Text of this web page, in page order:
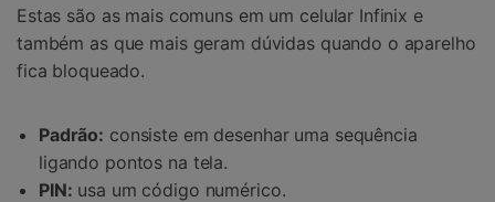
Estas são as mais comuns em um celular Infinix e
também as que mais geram dúvidas quando o aparelho
fica bloqueado.
Padrão: consiste em desenhar uma sequência
ligando pontos na tela.
PIN: usa um código numérico.